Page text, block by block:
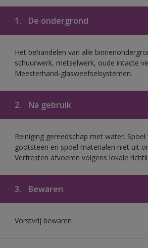
1. De ondergrond
Het behandelen van alle
schuurwerk, metselwerk, oude intacte
Meesterhand-glasweefselsystemen.
2. Na gebruik
Reiniging gereedschap met water.
gootsteen en spoel materialen niet uit
Verfresten afvoeren volgens lokale
3. Bewaren
Vorstvrij bewaren